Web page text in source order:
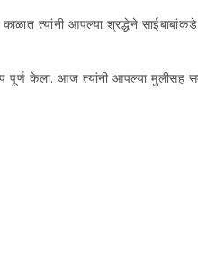
त्यांनी आपल्या श्रद्धेने
केला. आज त्यांनी आपल्या मुलीसह